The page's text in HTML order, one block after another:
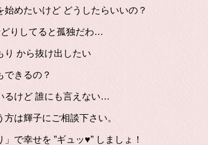
始めたいけど どうしたらいいの？
りしてると孤独だわ…
り から抜け出したい
できるの？
るけど 誰にも言えない…
方は輝子にご相談下さい。
」で幸せを ”ギュッ♥” しましょ！